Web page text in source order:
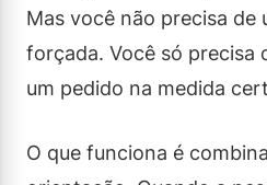
Mas você não precisa de
forçada. Você só precisa
um pedido na medida
O que funciona é